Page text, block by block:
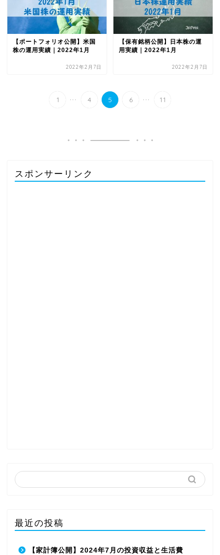
【ポートフォリオ公開】米国
株の運用実績｜2022年1月
2022年2月7日
【保有銘柄公開】日本株の運
用実績｜2022年1月
2022年2月7日
1 ... 4 5 6 ... 11
スポンサーリンク
最近の投稿
【家計簿公開】2024年7月の投資収益と生活費